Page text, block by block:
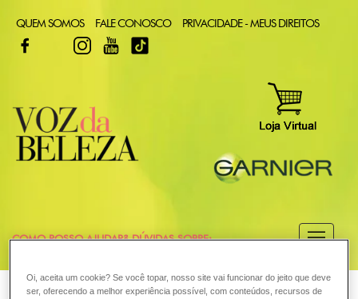
QUEM SOMOS FALE CONOSCO
PRIVACIDADE - MEUS DIREITOS
FACEBOOK
TWITTER INSTAGRAM
YOUTUBE
COMO POSSO AJUDAR? DÚVIDAS SOBRE:
CABELO
VOZ DA BELEZA GARNIER CABELO
Oi, aceita um cookie? Se você topar, nosso site vai funcionar do jeito que deve
ser, oferecendo a melhor experiência possível, com conteúdos, recursos de